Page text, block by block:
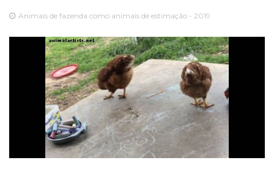
Animais de fazenda como animais de estimação - 2019